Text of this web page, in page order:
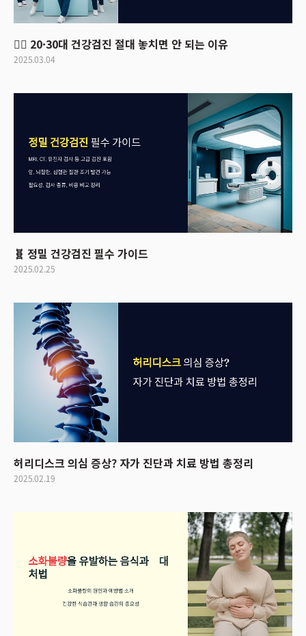
🏃‍♂️ 20·30대 건강검진 절대 놓치면 안 되는 이유
2025.03.04
🧬 정밀 건강검진 필수 가이드
2025.02.25
허리디스크 의심 증상? 자가 진단과 치료 방법 총정리
2025.02.19